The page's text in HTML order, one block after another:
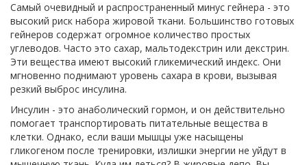
Самый очевидный и распространенный минус гейнера - это
высокий риск набора жировой ткани. Большинство готовых
гейнеров содержат огромное количество простых
углеводов. Часто это сахар, мальтодекстрин или декстрин.
Эти вещества имеют высокий гликемический индекс. Они
мгновенно поднимают уровень сахара в крови, вызывая
резкий выброс инсулина.
Инсулин - это анаболический гормон, и он действительно
помогает транспортировать питательные вещества в
клетки. Однако, если ваши мышцы уже насыщены
гликогеном после тренировки, излишки энергии не уйдут в